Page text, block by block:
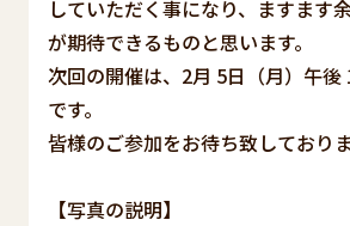
していただく事になり、ますます
が期待できるものと思います。
次回の開催は、2月 5日（月）午後
です。
皆様のご参加をお待ち致しておりま
【写真の説明】